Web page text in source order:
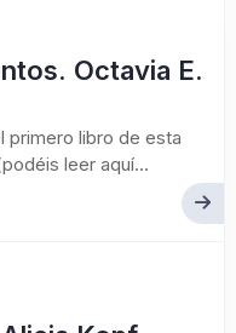
Octavia E.
primero libro de esta
leer aquí...